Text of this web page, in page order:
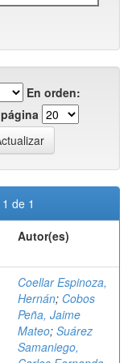
En orden:
de 1
Autor(es)
Coellar Espinoza,
Hernán; Cobos
Peña, Jaime
Mateo; Suárez
Samaniego,